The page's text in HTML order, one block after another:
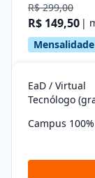
R$ 299,00
R$ 149,50 |
EaD / Virtual
Tecnólogo
Campus